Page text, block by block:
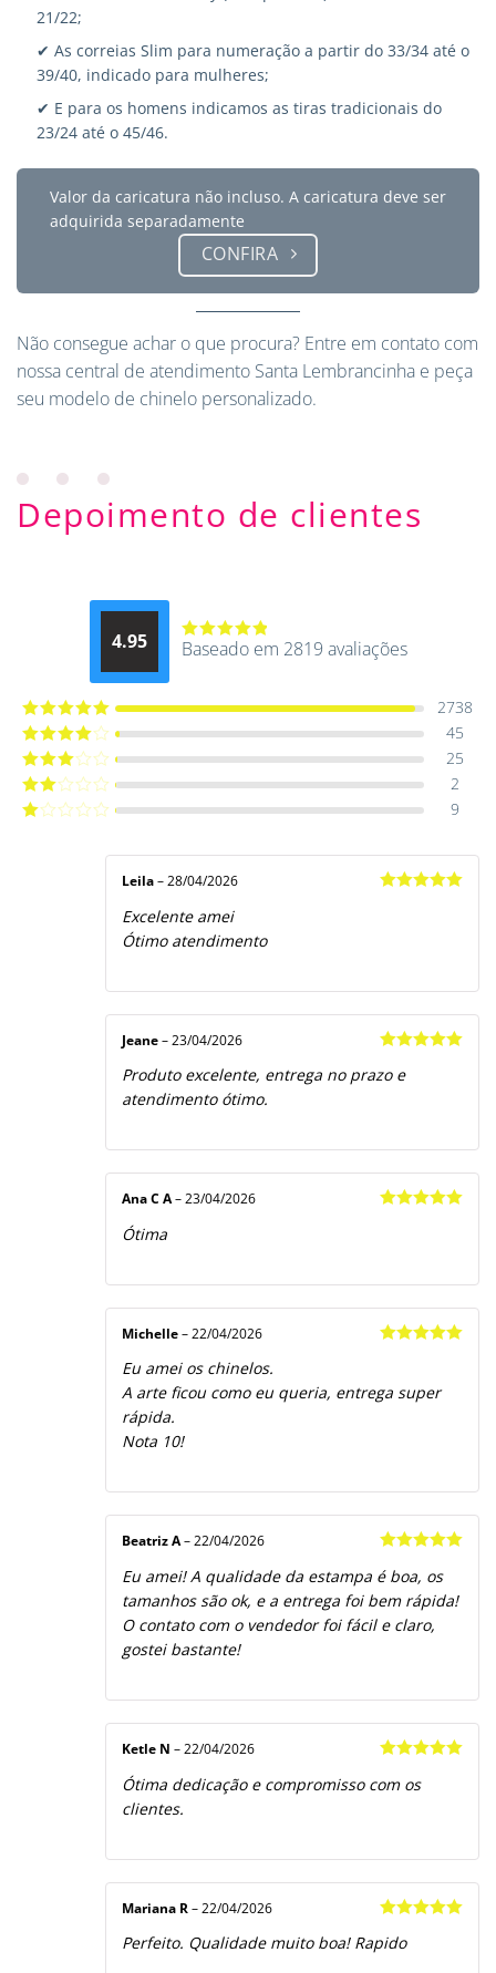
21/22;
✔ As correias Slim para numeração a partir do 33/34 até o
39/40, indicado para mulheres;
✔ E para os homens indicamos as tiras tradicionais do
23/24 até o 45/46.
Valor da caricatura não incluso. A caricatura deve ser
adquirida separadamente
CONFIRA
Não consegue achar o que procura? Entre em contato com
nossa central de atendimento Santa Lembrancinha e peça
seu modelo de chinelo personalizado.
Depoimento de clientes
4.95
Avaliação
Baseado em 2819 avaliações
Avaliação5
2738
Avaliação
45
Avaliação
25
Avaliação
2
9
Leila – 28/04/2026
Excelente amei
Ótimo atendimento
de 5
Jeane – 23/04/2026
Produto excelente, entrega no prazo e
atendimento ótimo.
Ana C A– 23/04/2026
Ótima
Michelle – 22/04/2026
Eu amei os chinelos.
A arte ficou como eu queria, entrega super
rápida.
Nota 10!
de 5
Beatriz A– 22/04/2026
Eu amei! A qualidade da estampa é boa, os
tamanhos são ok, e a entrega foi bem rápida!
O contato com o vendedor foi fácil e claro,
gostei bastante!
de 5
Ketle N – 22/04/2026
Ótima dedicação e compromisso com os
clientes.
de 5
Mariana R – 22/04/2026
Perfeito. Qualidade muito boa! Rapido